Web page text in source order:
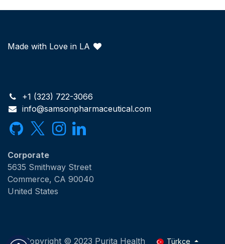
Made with Love in LA
+1 (323) 722-3066
info@samsonpharmaceutical.com
Corporate
5635 Smithway Street
Commerce, CA 90040
United States
Copyright © 2023 Purita Health Türkçe